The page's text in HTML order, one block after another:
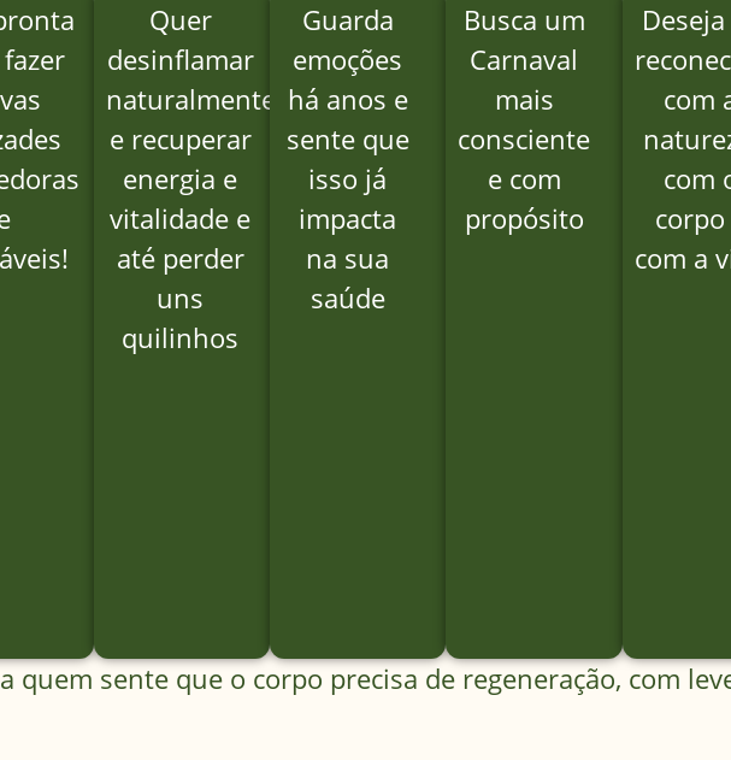
Quer
desinflamar
naturalmente
e recuperar
energia e
vitalidade e
até perder
uns
quilinhos
Guarda
emoções
há anos e
sente que
isso já
impacta
na sua
saúde
Busca um
Carnaval
mais
consciente
e com
propósito
com
com
corpo
com a
quem sente que o corpo precisa de regeneração, com